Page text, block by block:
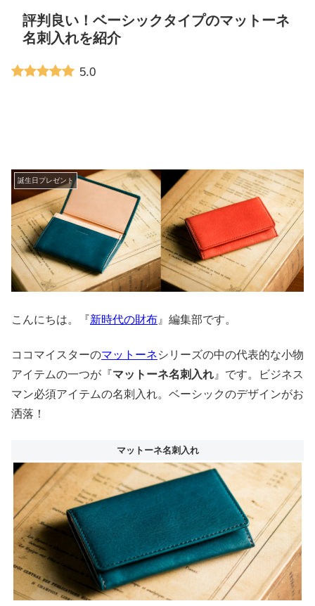
評判良い！ベーシックタイプのマットーネ
名刺入れを紹介
5.0
誕生日プレゼント
こんにちは。『新時代の財布 』編集部です。
ココマイスターのマットーネシリーズの中の代表的な小物
アイテムの一つが『マットーネ名刺入れ 』です。ビジネス
マン必須アイテムの名刺入れ。ベーシックのデザインがお
洒落！
マットーネ名刺入れ